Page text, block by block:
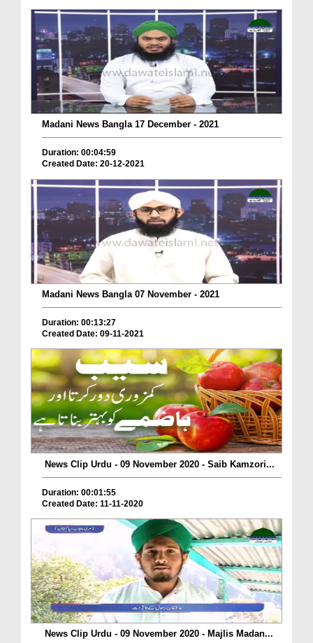
Madani News Bangla 17 December - 2021
Duration: 00:04:59
Created Date: 20-12-2021
Madani News Bangla 07 November - 2021
Duration: 00:13:27
Created Date: 09-11-2021
News Clip Urdu - 09 November 2020 - Saib Kamzori...
Duration: 00:01:55
Created Date: 11-11-2020
News Clip Urdu - 09 November 2020 - Majlis Madan...